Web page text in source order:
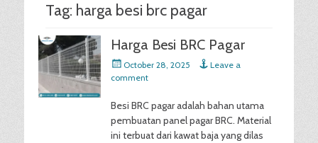
Tag: harga besi brc pagar
Harga Besi BRC Pagar
Posted
on
October 28, 2025
Leave a
comment
Besi BRC pagar adalah bahan utama
pembuatan panel pagar BRC. Material
ini terbuat dari kawat baja yang dilas